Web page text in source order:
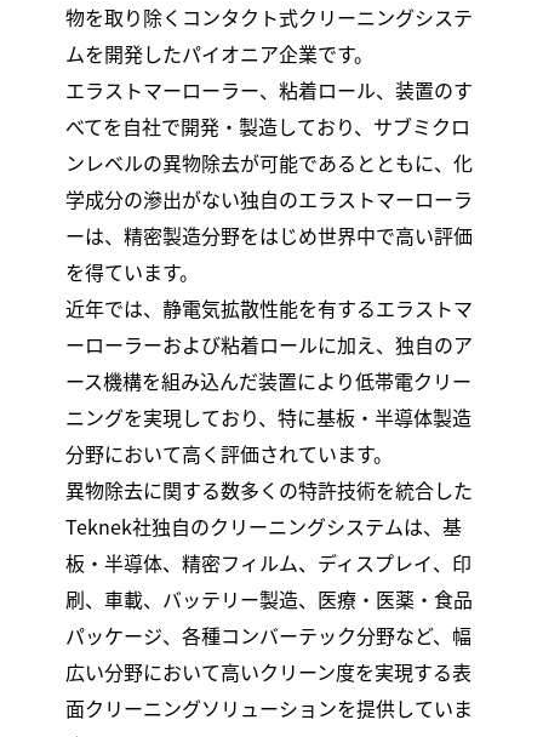
物を取り除くコンタクト式クリーニングシステ
ムを開発したパイオニア企業です。
エラストマーローラー、粘着ロール、装置のす
べてを自社で開発・製造しており、サブミクロ
ンレベルの異物除去が可能であるとともに、化
学成分の滲出がない独自のエラストマーローラ
ーは、精密製造分野をはじめ世界中で高い評価
を得ています。
近年では、静電気拡散性能を有するエラストマ
ーローラーおよび粘着ロールに加え、独自のア
ース機構を組み込んだ装置により低帯電クリー
ニングを実現しており、特に基板・半導体製造
分野において高く評価されています。
異物除去に関する数多くの特許技術を統合した
Teknek社独自のクリーニングシステムは、基
板・半導体、精密フィルム、ディスプレイ、印
刷、車載、バッテリー製造、医療・医薬・食品
パッケージ、各種コンバーテック分野など、幅
広い分野において高いクリーン度を実現する表
面クリーニングソリューションを提供していま